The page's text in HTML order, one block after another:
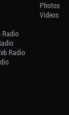
Radio
Radio
Photos
Videos